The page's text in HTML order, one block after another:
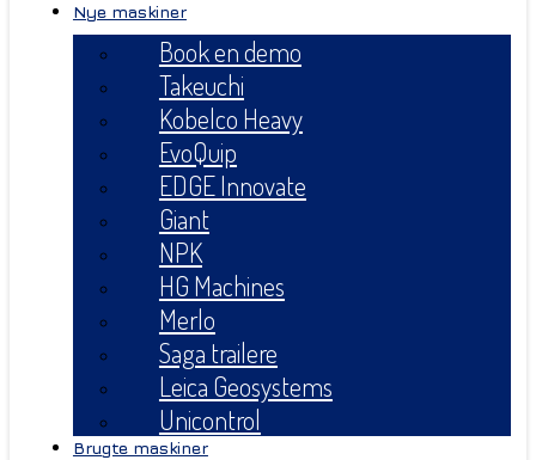
Nye maskiner
Book en demo
Takeuchi
Kobelco Heavy
EvoQuip
EDGE Innovate
Giant
NPK
HG Machines
Merlo
Saga trailere
Leica Geosystems
Unicontrol
Brugte maskiner